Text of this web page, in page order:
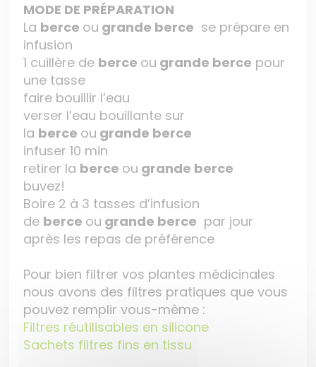
MODE DE PRÉPARATION
La berce ou grande berce se prépare en
infusion
1 cuillère de berce ou grande berce pour
une tasse
faire bouillir l’eau
verser l’eau bouillante sur
la berce ou grande berce
infuser 10 min
retirer la berce ou grande berce
buvez!
Boire 2 à 3 tasses d’infusion
de berce ou grande berce par jour
après les repas de préférence
Pour bien filtrer vos plantes médicinales
nous avons des filtres pratiques que vous
pouvez remplir vous-même :
Filtres réutilisables en silicone
Sachets filtres fins en tissu